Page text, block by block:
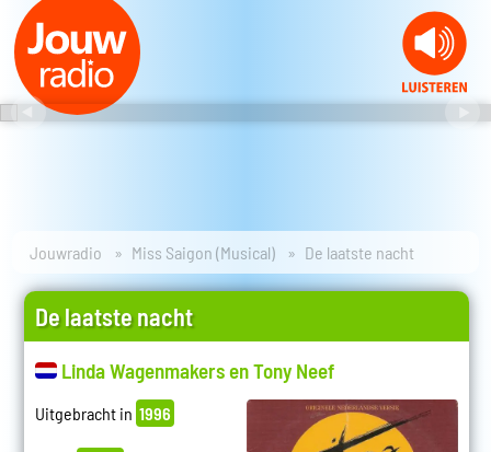
Jouwradio Miss Saigon (Musical) De laatste nacht
De laatste nacht
Linda Wagenmakers en Tony Neef
Uitgebracht in 1996